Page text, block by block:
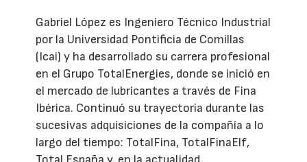
Gabriel López es Ingeniero Técnico Industrial
por la Universidad Pontificia de Comillas
(Icai) y ha desarrollado su carrera profesional
en el Grupo TotalEnergies, donde se inició en
el mercado de lubricantes a través de Fina
Ibérica. Continuó su trayectoria durante las
sucesivas adquisiciones de la compañía a lo
largo del tiempo: TotalFina, TotalFinaElf,